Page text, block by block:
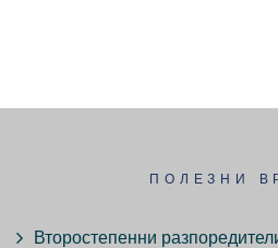
ПОЛЕЗНИ
Второстепенни